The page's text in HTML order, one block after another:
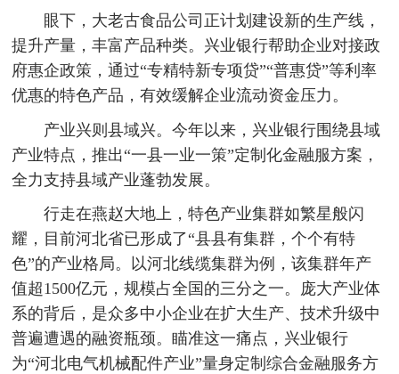
眼下，大老古食品公司正计划建设新的生产线，
提升产量，丰富产品种类。兴业银行帮助企业对接政
府惠企政策，通过“专精特新专项贷”“普惠贷”等利率
优惠的特色产品，有效缓解企业流动资金压力。
产业兴则县域兴。今年以来，兴业银行围绕县域
产业特点，推出“一县一业一策”定制化金融服方案，
全力支持县域产业蓬勃发展。
行走在燕赵大地上，特色产业集群如繁星般闪
耀，目前河北省已形成了“县县有集群，个个有特
色”的产业格局。以河北线缆集群为例，该集群年产
值超1500亿元，规模占全国的三分之一。庞大产业体
系的背后，是众多中小企业在扩大生产、技术升级中
普遍遭遇的融资瓶颈。瞄准这一痛点，兴业银行
为“河北电气机械配件产业”量身定制综合金融服务方